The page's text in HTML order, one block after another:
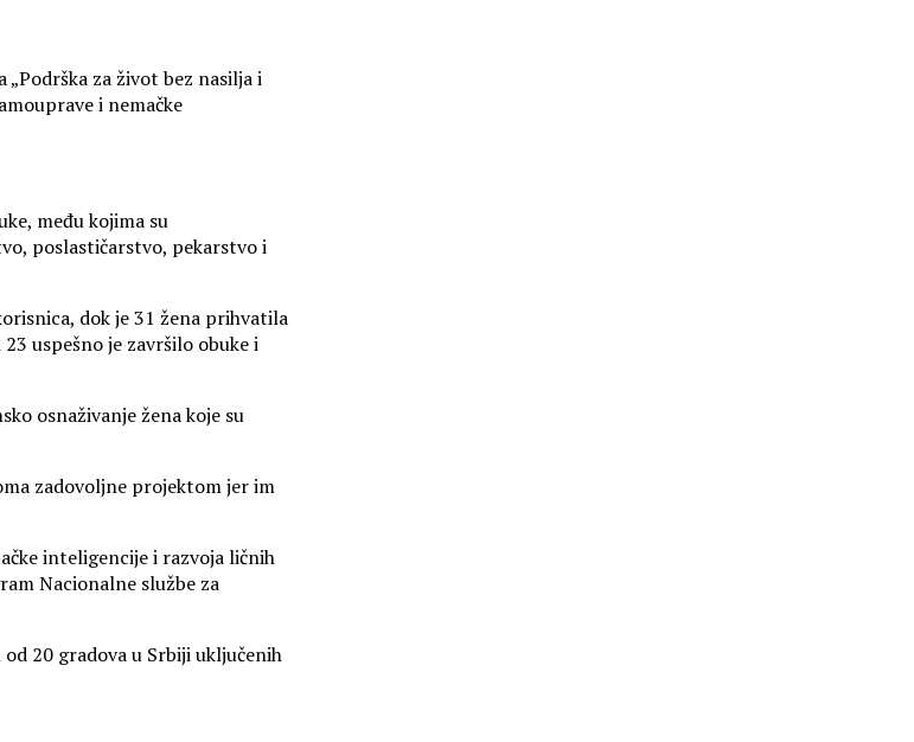
„Podrška za život bez nasilja i
i nemačke
među kojima su
poslastičarstvo, pekarstvo i
dok je 31 žena prihvatila
uspešno je završilo obuke i
osnaživanje žena koje su
zadovoljne projektom jer im
inteligencije i razvoja ličnih
Nacionalne službe za
20 gradova u Srbiji uključenih